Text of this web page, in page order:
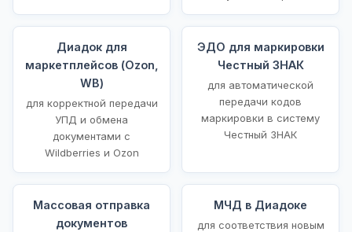
Диадок для
маркетплейсов (Ozon,
WB)
для корректной передачи
УПД и обмена
документами с
Wildberries и Ozon
ЭДО для маркировки
Честный ЗНАК
для автоматической
передачи кодов
маркировки в систему
Честный ЗНАК
Массовая отправка
документов
МЧД в Диадоке
для соответствия новым